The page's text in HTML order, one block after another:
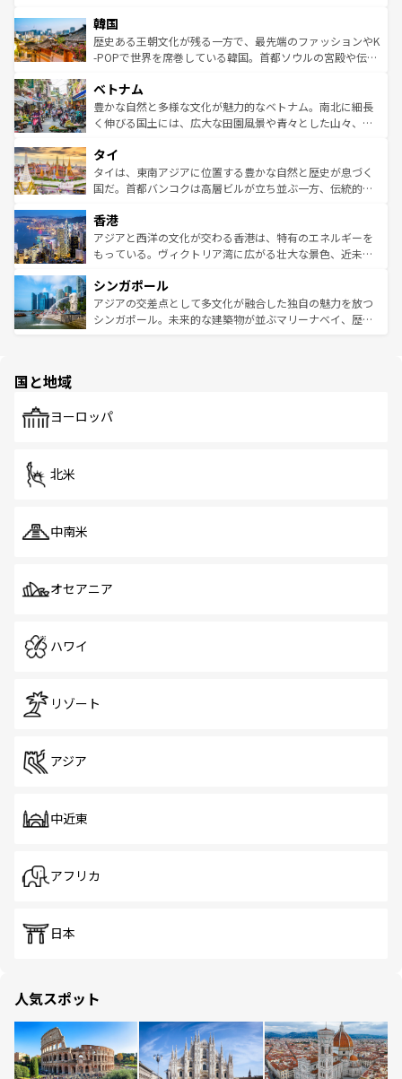
はコンテンツ一覧
いる。アクティビティも充実しており、サーフィンやダイ
ビング、ハイキングなど、アウトドア好きにはたまらな
い。オーストラリアの多彩な魅力を存分に味わいつくそ
参照してほしい。
ン）、静ひつな山岳地帯である台湾東部など、都市の喧騒
と山間の静けさが共存しており、訪れる人に新しい発見と
驚きをもたらしてくれる。また、奥深い台湾の食文化も魅
容にもいいと評判のスイーツなど、バラエティ豊かな料理
が味わえる。 なお、新着の台湾情報は コンテンツ一覧を参
照してほしい。
韓国
歴史ある王朝文化が残る一方で、最先端のファッションやK
-POPで世界を席巻している韓国。首都ソウルの宮殿や伝統
き、地方に足を延ばせば四季折々の自然美を楽しむことが
できる。そして、キムチや焼肉、絶品のストリートフード
まで、さまざまな韓国料理が待っている。夜には、韓国な
リティに包まれながら、韓国の多彩な魅力を心ゆくまで味
わってみてほしい。 なお、新着の韓国情報はコンテンツ一
覧を参照してほしい。
ベトナム
豊かな自然と多様な文化が魅力的なベトナム。南北に細長
く伸びる国土には、広大な田園風景や青々とした山々、世
急速な発展と共に伝統が息づく。ハノイの古い町並みやホ
ーチミン市のフランス統治時代の建物も、独特の雰囲気を
醸し出している。また、バラエティの豊かさとおいしさで
とつ。フォーやバインミー、ベトナムコーヒーなどは、ぜ
ひ現地で味わいたい。どの地域を訪れてもあたたかい人々
が旅行者を迎えてくれるので、きっと忘れられない旅にな
参照してほしい。
タイ
タイは、東南アジアに位置する豊かな自然と歴史が息づく
国だ。首都バンコクは高層ビルが立ち並ぶ一方、伝統的な
の活気が交差している。北部ではチェンマイなどの山岳地
帯で自然と触れ合い、南部ではプーケットやクラビの美し
いビーチでリゾート気分を楽しむことができる。タイ料理
激する。気候は一年中温暖で、どの季節にも異なる楽しみ
が待っている。親しみやすいタイの人々、仏教を中心とし
た文化、そして多様な観光資源が、訪れる旅人を魅了し続
香港
アジアと西洋の文化が交わる香港は、特有のエネルギーを
もっている。ヴィクトリア湾に広がる壮大な景色、近未来
み、どこを訪れても感動するはず。観光スポットが密集し
ており、効率よく見どころを回れるのも魅力。息をのむよ
うな絶景から文化的な体験まで、香港を存分に楽しみ尽く
シンガポール
アジアの交差点として多文化が融合した独自の魅力を放つ
シンガポール。未来的な建築物が並ぶマリーナベイ、歴史
で、ホーカーズは地元の風情を楽しめる外せないスポット
国と地域
ヨーロッパ
北米
中南米
オセアニア
ハワイ
リゾート
アジア
中近東
アフリカ
日本
人気スポット